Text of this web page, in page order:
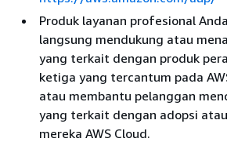
Produk layanan profesional
langsung mendukung atau
yang terkait dengan produk
ketiga yang tercantum pada
atau membantu pelanggan
yang terkait dengan adopsi
mereka AWS Cloud.